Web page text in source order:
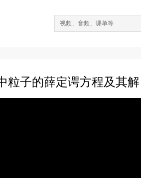
粒子的薛定谔方程及其解